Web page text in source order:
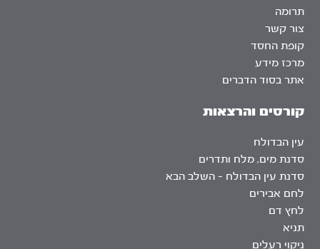
תרומה
צור קשר
קופת החסד
מרכז מידע
אתר בסוד הדברים
קורסים והרצאות
עין הבדולח
סדנת מים, מלח ותדרים
סדנת עין הבדולח – השלב הבא
לחם אבירים
לחץ דם
תניא
ניקוי רעלים